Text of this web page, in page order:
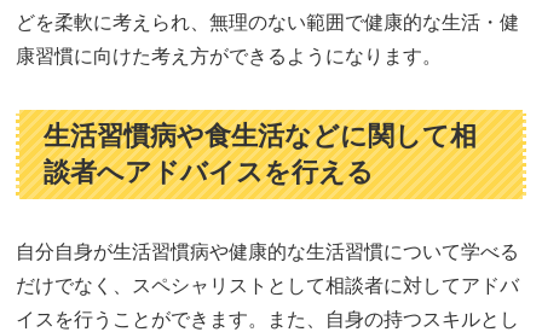
どを柔軟に考えられ、無理のない範囲で健康的な生活・健
康習慣に向けた考え方ができるようになります。
生活習慣病や食生活などに関して相
談者へアドバイスを行える
自分自身が生活習慣病や健康的な生活習慣について学べる
だけでなく、スペシャリストとして相談者に対してアドバ
イスを行うことができます。また、自身の持つスキルとし